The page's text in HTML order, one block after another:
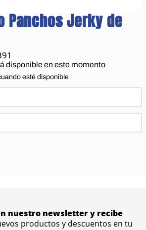
Panchos Jerky de
disponible en este momento
esté disponible
nuestro newsletter y recibe
productos y descuentos en tu